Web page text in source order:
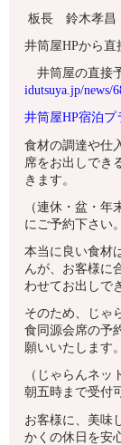
板長 鈴木孝
井筒屋HPから直
井筒屋の直接
idutsuya.jp/news/
井筒屋HP宿泊プ
食材の調達や仕
席をお出しでき
きます。
（連休・盆・
にご予約下さい
本当に良い食材
んが、お客様に
わせてお出しで
そのため、じゃ
食同源会席の予
願いいたします。
（じゃらんネ
朝五時まで受付
お客様に、美味
かくの休日を安